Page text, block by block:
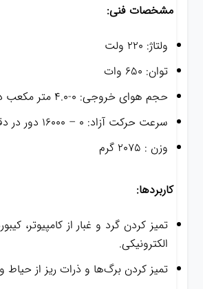
مشخصات فنی:
ولتاژ: 220 ولت
توان: 650 وات
حجم هوای خروجی: 0-4.0 متر مکعب در دقیقه
سرعت حرکت آزاد: 0 – 16000 دور در دقیقه
وزن : 2075 گرم
کاربردها:
تمیز کردن گرد و غبار از کامپیوتر،
الکترونیکی.
تمیز کردن برگ‌ها و ذرات ریز از حیاط